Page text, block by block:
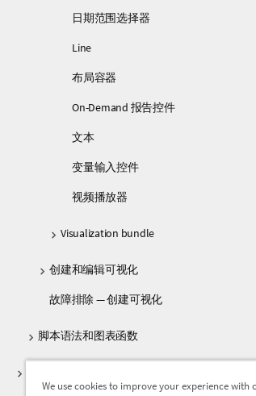
日期范围选择器
Line
布局容器
On-Demand 报告控件
文本
变量输入控件
视频播放器
Visualization bundle
创建和编辑可视化
故障排除 — 创建可视化
脚本语法和图表函数
We use cookies to improve your experience